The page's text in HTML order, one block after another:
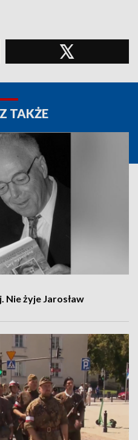
TAKŻE
Nie żyje Jarosław